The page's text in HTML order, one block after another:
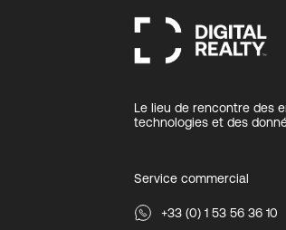
Le lieu de rencontre des
technologies et des
Service commercial
+33 (0) 1 53 56 36 10